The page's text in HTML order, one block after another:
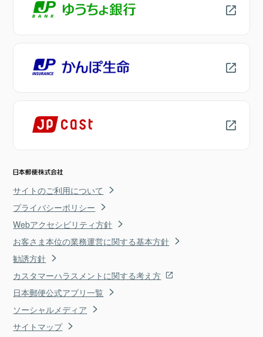
サイトのご利用について
プライバシーポリシー
Webアクセシビリティ方針
お客さま本位の業務運営に関する基本方針
勧誘方針
カスタマーハラスメントに関する考え方
日本郵便公式アプリ一覧
ソーシャルメディア
サイトマップ